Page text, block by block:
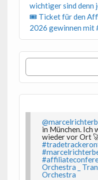
wichtiger sind denn
🎟 Ticket für den
2026 gewinnen mit
Suchen
in München. Ich
wieder vor Ort
Orchestra _
Orchestra